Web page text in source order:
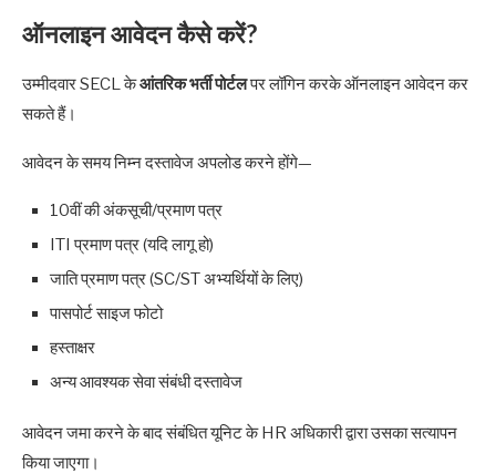
ऑनलाइन आवेदन कैसे करें?
उम्मीदवार SECL केआंतरिक भर्ती पोर्टलपर लॉगिन करके ऑनलाइन आवेदन कर
सकते हैं।
आवेदन के समय निम्न दस्तावेज अपलोड करने होंगे—
10वीं की अंकसूची/प्रमाण पत्र
ITI प्रमाण पत्र (यदि लागू हो)
जाति प्रमाण पत्र (SC/ST अभ्यर्थियों के लिए)
पासपोर्ट साइज फोटो
हस्ताक्षर
अन्य आवश्यक सेवा संबंधी दस्तावेज
आवेदन जमा करने के बाद संबंधित यूनिट के HR अधिकारी द्वारा उसका सत्यापन
किया जाएगा।